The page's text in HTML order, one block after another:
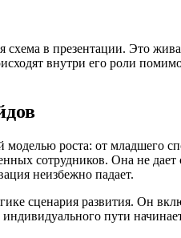
в презентации. Это
внутри его роли
роста: от младшего
сотрудников. Она не
неизбежно падает.
сценария развития. Он
пути